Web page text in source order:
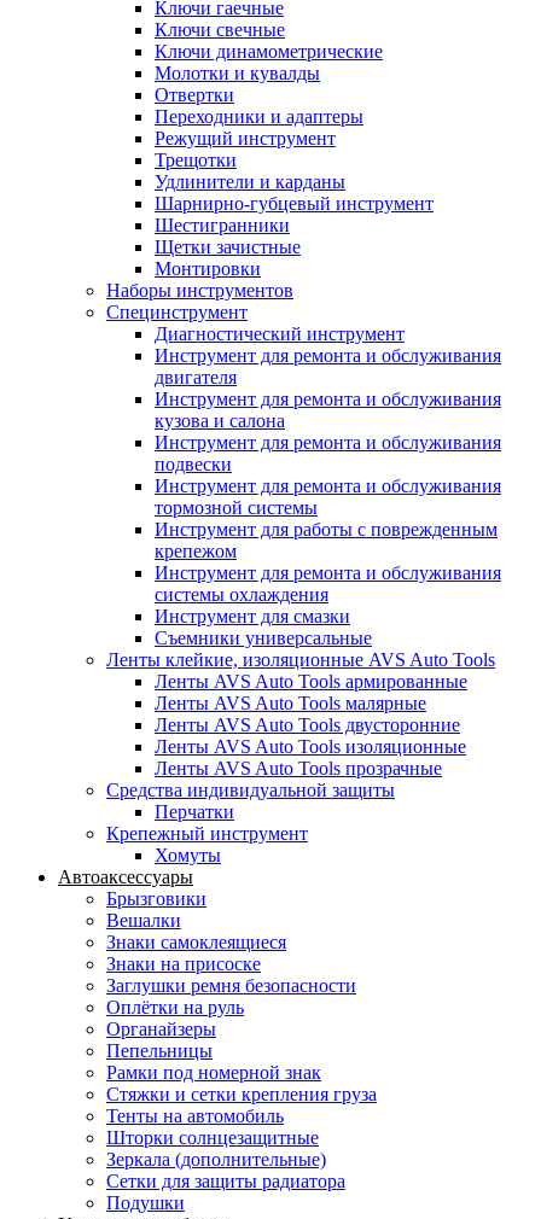
Ключи гаечные
Ключи свечные
Ключи динамометрические
Молотки и кувалды
Отвертки
Переходники и адаптеры
Режущий инструмент
Трещотки
Удлинители и карданы
Шарнирно-губцевый инструмент
Шестигранники
Щетки зачистные
Монтировки
Наборы инструментов
Специнструмент
Диагностический инструмент
Инструмент для ремонта и обслуживания
двигателя
Инструмент для ремонта и обслуживания
кузова и салона
Инструмент для ремонта и обслуживания
подвески
Инструмент для ремонта и обслуживания
тормозной системы
Инструмент для работы с поврежденным
крепежом
Инструмент для ремонта и обслуживания
системы охлаждения
Инструмент для смазки
Съемники универсальные
Ленты клейкие, изоляционные AVS Auto Tools
Ленты AVS Auto Tools армированные
Ленты AVS Auto Tools малярные
Ленты AVS Auto Tools двусторонние
Ленты AVS Auto Tools изоляционные
Ленты AVS Auto Tools прозрачные
Средства индивидуальной защиты
Перчатки
Крепежный инструмент
Хомуты
Автоаксессуары
Брызговики
Вешалки
Знаки самоклеящиеся
Знаки на присоске
Заглушки ремня безопасности
Оплётки на руль
Органайзеры
Пепельницы
Рамки под номерной знак
Стяжки и сетки крепления груза
Тенты на автомобиль
Шторки солнцезащитные
Зеркала (дополнительные)
Сетки для защиты радиатора
Подушки